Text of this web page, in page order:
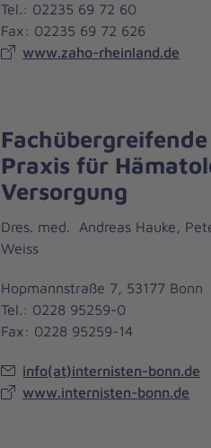
Tel.: 02235 69 72 60
Fax: 02235 69 72 626
www.zaho-rheinland.de
Praxis für
Versorgung
Dres. med. Andreas Hauke,
Weiss
Hopmannstraße 7, 53177 Bonn
Tel.: 0228 95259-0
Fax: 0228 95259-14
info(at)internisten-bonn.de
www.internisten-bonn.de